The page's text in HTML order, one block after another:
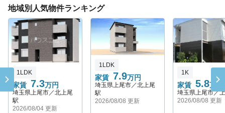
地域別人気物件ランキング
家賃 7.3万円
1LDK
埼玉県上尾市／北上尾
駅
2026/08/04 更新
家賃 7.9万円
1LDK
埼玉県上尾市／北上尾
駅
2026/08/08 更新
家賃 5.8万円
1K
埼玉県上尾市／
2026/08/08 更新